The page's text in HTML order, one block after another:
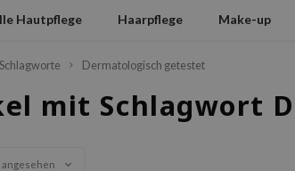
Hautpflege Haarpflege Make-up
Schlagworte Dermatologisch getestet
mit Schlagwort
angesehen